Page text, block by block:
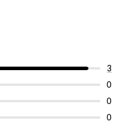
3
0
0
0